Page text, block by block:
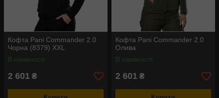
Кофта Pani Commander 2.0
Чорна (8379) XXL
В наявності
2 601 ₴
Кофта Pani Commander 2.0
Олива
В наявності
2 601 ₴